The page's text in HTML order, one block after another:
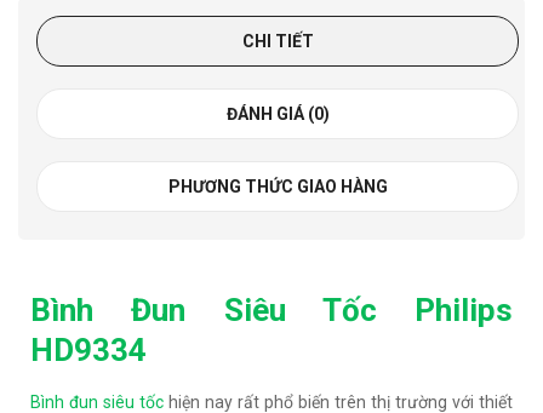
CHI TIẾT
ĐÁNH GIÁ (0)
PHƯƠNG THỨC GIAO HÀNG
Bình Đun Siêu Tốc Philips
HD9334
Bình đun siêu tốc hiện nay rất phổ biến trên thị trường với thiết